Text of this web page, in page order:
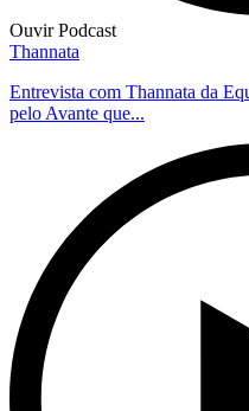
Ouvir Podcast
Thannata
Entrevista com Thannata da
pelo Avante que...